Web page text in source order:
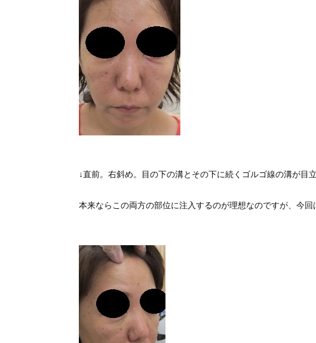
↓直前。右斜め。目の下の溝とその下に続くゴルゴ線の溝が目立
本来ならこの両方の部位に注入するのが理想なのですが、今